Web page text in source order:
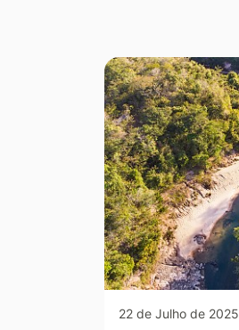
22 de Julho de 2025